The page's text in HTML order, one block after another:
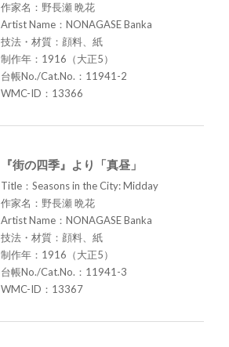
作家名：野長瀬 晩花
Artist Name：NONAGASE Banka
技法・材質：顔料、紙
制作年：1916（大正5）
台帳No./Cat.No.：11941-2
WMC-ID：13366
『街の四季』より「真昼」
Title：Seasons in the City: Midday
作家名：野長瀬 晩花
Artist Name：NONAGASE Banka
技法・材質：顔料、紙
制作年：1916（大正5）
台帳No./Cat.No.：11941-3
WMC-ID：13367